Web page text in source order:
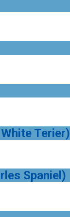
Terier)
Spaniel)